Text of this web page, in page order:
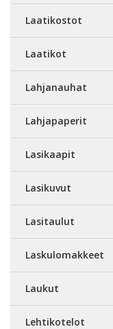
Laatikostot
Laatikot
Lahjanauhat
Lahjapaperit
Lasikaapit
Lasikuvut
Lasitaulut
Laskulomakkeet
Laukut
Lehtikotelot